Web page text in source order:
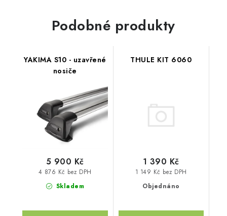
Podobné produkty
YAKIMA S10 - uzavřené
nosiče
Skladem
4 876 Kč bez DPH
5 900 Kč
THULE KIT 6060
Objednáno
1 149 Kč bez DPH
1 390 Kč